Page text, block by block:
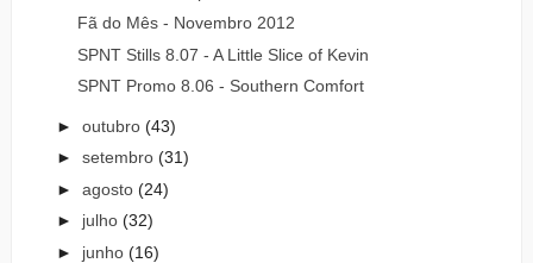
Fã do Mês - Novembro 2012
SPNT Stills 8.07 - A Little Slice of Kevin
SPNT Promo 8.06 - Southern Comfort
► outubro (43)
► setembro (31)
► agosto (24)
► julho (32)
► junho (16)